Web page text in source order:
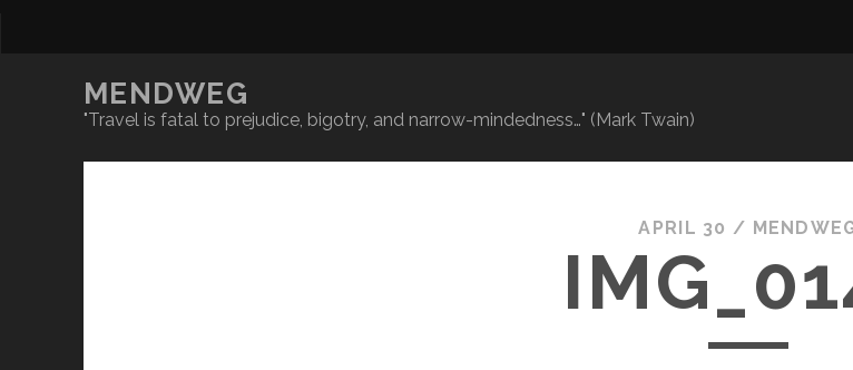
MENDWEG
"Travel is fatal to prejudice, bigotry, and narrow-mindedness…" (Mark Twain)
APRIL 30 /